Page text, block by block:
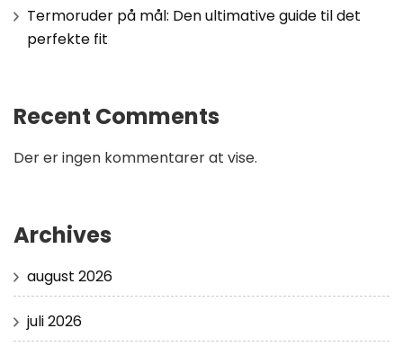
Termoruder på mål: Den ultimative guide til det
perfekte fit
Recent Comments
Der er ingen kommentarer at vise.
Archives
august 2026
juli 2026